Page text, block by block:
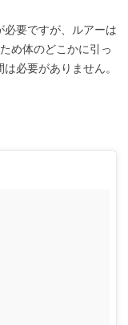
必要ですが、ルアーは
め体のどこかに引っ
必要がありません。